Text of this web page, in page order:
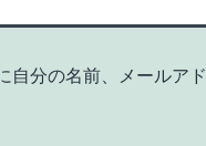
自分の名前、メールア